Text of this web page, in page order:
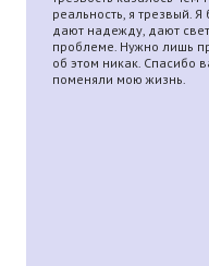
реальность, я трезвый.
дают надежду, дают
проблеме. Нужно лишь
об этом никак. Спасибо
поменяли мою жизнь.